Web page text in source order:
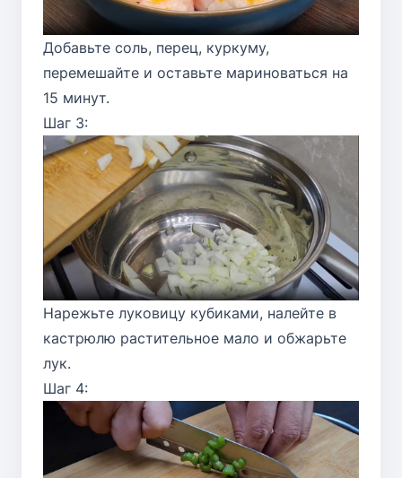
Добавьте соль, перец, куркуму,
перемешайте и оставьте мариноваться на
15 минут.
Шаг 3:
Нарежьте луковицу кубиками, налейте в
кастрюлю растительное мало и обжарьте
лук.
Шаг 4: